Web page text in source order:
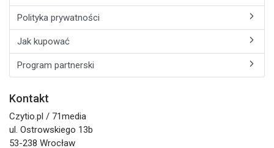
Polityka prywatności
Jak kupować
Program partnerski
Kontakt
Czytio.pl / 71media
ul. Ostrowskiego 13b
53-238 Wrocław